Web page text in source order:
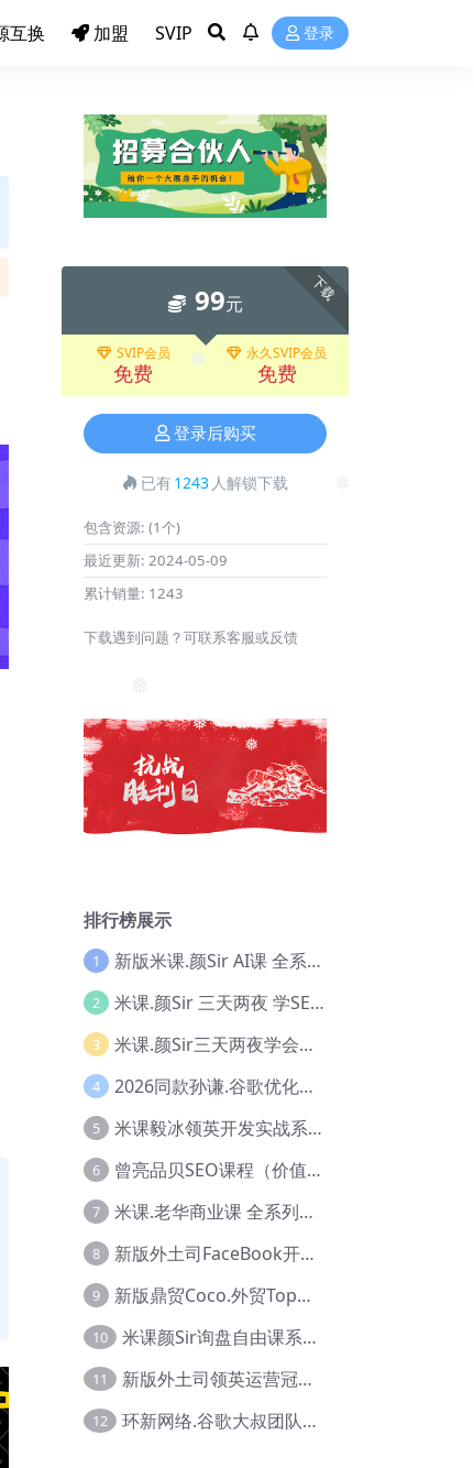
❅
❅
❅
❅
互换 加盟 SVIP 登录
下载
99元
SVIP会员
免费
永久SVIP会员
免费
登录后购买
已有1243 人解锁下载
包含资源: (1个)
最近更新: 2024-05-09
累计销量: 1243
下载遇到问题？可联系客服或反馈
排行榜展示
1 新版米课.颜Sir AI课 全系列实战教程，价值9800，跨境首选！【Ag-0052】
2 米课.颜Sir 三天两夜 学SEO系列教程，价值9600元，跨境人都在学 【Ag-0056】
3 米课.颜Sir三天两夜学会建站，价值6900，MI课甄选课程 【Ag-0055】
4 2026同款孙谦.谷歌优化师部落内部VIP实战教程|价值4999元全网独家解码（官方报名版本）【@034】
5 米课毅冰领英开发实战系列教程，价值3980，跨境必选【Ag-0049】
6 曾亮品贝SEO课程（价值：9800）品贝全系列教程 【Ab-0022】
7 米课.老华商业课 全系列实战教程，跨境电商必学，价值16900元【Ag-0053】
8 新版外土司FaceBook开发冠军全系列教程【Ab-0021】
9 新版鼎贸Coco.外贸Top业务课 (圈内首次独家解码|460节课)【Ag-0091】
10 米课颜Sir询盘自由课系列视频教程【Ag-0020】
11 新版外土司领英运营冠军【Ag-0047】
12 环新网络.谷歌大叔团队谷歌SEO实战教程【Ab-0024】